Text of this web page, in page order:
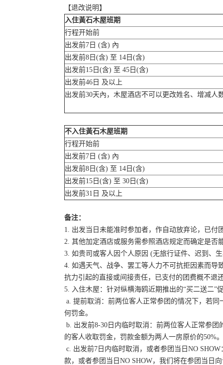
【退改说明】
入住黃石木屋班期
行程开始前
出发前7日 (含) 內
出发前8日(含) 至 14日(含)
出发前15日(含) 至 45日(含)
出发前46日 及以上
出发前30天內，木屋酒店不可以更改姓名、增减人
不入住黃石木屋班期
行程开始前
出发前7日 (含) 內
出发前8日(含) 至 14日(含)
出发前15日(含) 至 30日(含)
出发前31日 及以上
备注：
1. 出发当日未能准时参加者，作自动放弃论，已付
2. 其他加定酒店或服务需参照酒店规定而确定是否
3. 如贵司或客人因个人原因 (无旅行证件、迟到、
4. 如遇天气、战争、罢工等人力不可抗拒因素而
抗力引起的直接或间接责任，已支付的团费概不退
5. 入住木屋：针对纵横海鸥近期推出的“买二送二
a. 提前取消：前两位客人正常参团的情况下，若
何罚金。
b. 出发前8-30日内临时取消：前两位客人正常参
的客人收取罚金，罚款金额为两人一房原价的50%
c. 出发前7日内临时取消，或者参团当日NO
款，或者参团当日NO SHOW，我们将在参团当日